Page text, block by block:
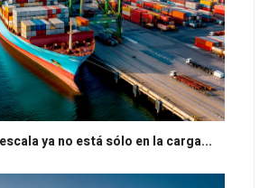
ya no está sólo en la carga...